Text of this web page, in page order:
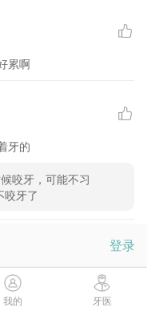
累啊
牙的
咬牙，可能不习
咬牙了
觉到
登录
我的 牙医